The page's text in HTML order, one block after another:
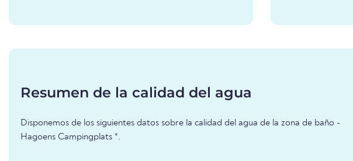
Resumen de la calidad del agua
Disponemos de los siguientes datos sobre la calidad del agua de la zona de baño -
Hagoens Campingplats *.